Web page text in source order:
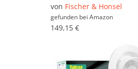
von Fischer & Honsel
gefunden bei Amazon
149,15 €